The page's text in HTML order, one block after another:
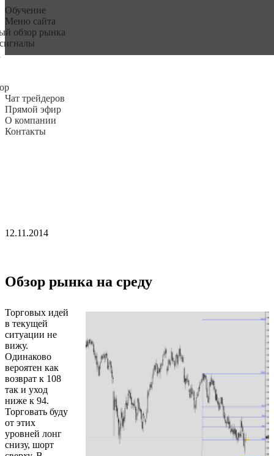
Обучение
Меню сайта
обзор рынка
Чат трейдеров
Прямой эфир
О компании
Контакты
12.11.2014
Обзор рынка на среду
Торговых идей
в текущей
ситуации не
вижу.
Одинаково
вероятен как
возврат к 108
так и уход
ниже к 94.
Торговать буду
от этих
уровней лонг
снизу, шорт